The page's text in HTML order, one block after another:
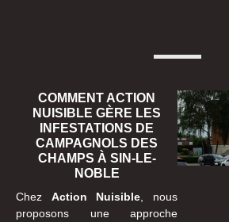
COMMENT ACTION
NUISIBLE GÈRE LES
INFESTATIONS DE
CAMPAGNOLS DES
CHAMPS À SIN-LE-
NOBLE
Chez Action Nuisible , nous
proposons une approche